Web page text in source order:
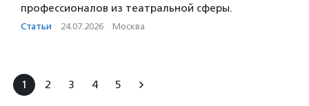
профессионалов из театральной сферы.
Статьи · 24.07.2026 · Москва
1 2 3 4 5